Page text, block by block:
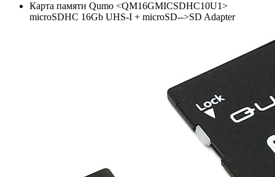
Карта памяти Qumo <QM16GMICSDHC10U1>
microSDHC 16Gb UHS-I +­ microSD-->SD Adapter